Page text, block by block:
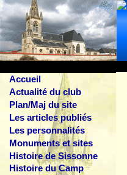
Accueil
Actualité du club
Plan/Maj du site
Les articles publiés
Les personnalités
Monuments et sites
Histoire de Sissonne
Histoire du Camp